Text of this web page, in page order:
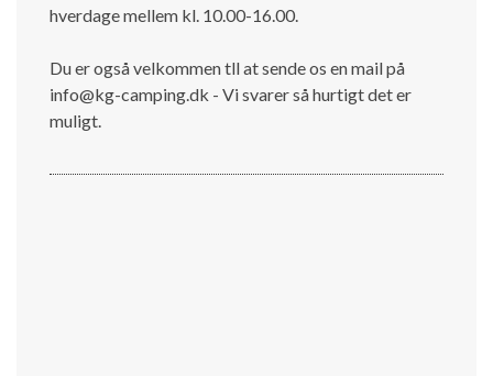
hverdage mellem kl. 10.00-16.00.
Du er også velkommen tll at sende os en mail på
info@kg-camping.dk - Vi svarer så hurtigt det er
muligt.